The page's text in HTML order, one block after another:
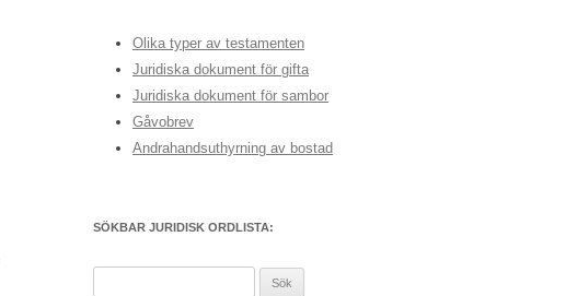
Olika typer av testamenten
Juridiska dokument för gifta
Juridiska dokument för sambor
Gåvobrev
Andrahandsuthyrning av bostad
SÖKBAR JURIDISK ORDLISTA: